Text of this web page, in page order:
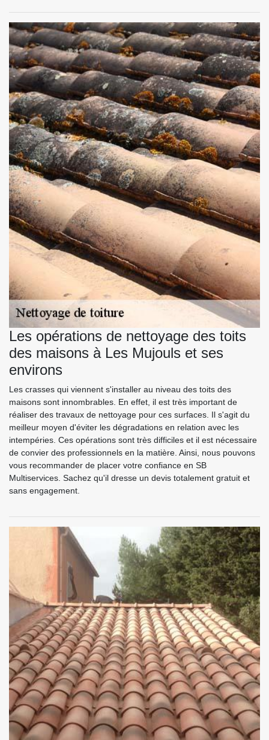
Les opérations de nettoyage des toits
des maisons à Les Mujouls et ses
environs
Les crasses qui viennent s'installer au niveau des toits des
maisons sont innombrables. En effet, il est très important de
réaliser des travaux de nettoyage pour ces surfaces. Il s'agit du
meilleur moyen d'éviter les dégradations en relation avec les
intempéries. Ces opérations sont très difficiles et il est nécessaire
de convier des professionnels en la matière. Ainsi, nous pouvons
vous recommander de placer votre confiance en SB
Multiservices. Sachez qu'il dresse un devis totalement gratuit et
sans engagement.